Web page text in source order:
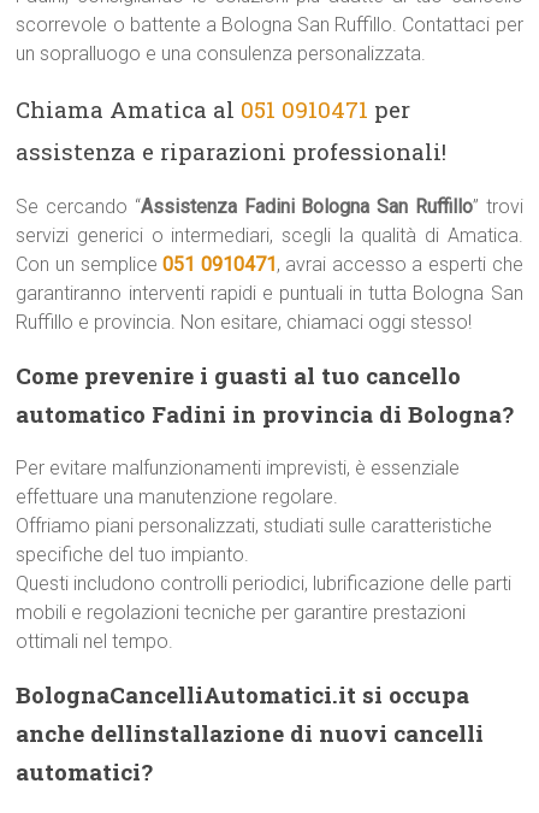
scorrevole o battente a Bologna San Ruffillo. Contattaci per
un sopralluogo e una consulenza personalizzata.
Chiama Amatica al 051 0910471 per
assistenza e riparazioni professionali!
Se cercando “Assistenza Fadini Bologna San Ruffillo” trovi
servizi generici o intermediari, scegli la qualità di Amatica.
Con un semplice051 0910471, avrai accesso a esperti che
garantiranno interventi rapidi e puntuali in tutta Bologna San
Ruffillo e provincia. Non esitare, chiamaci oggi stesso!
Come prevenire i guasti al tuo cancello
automatico Fadini in provincia di Bologna?
Per evitare malfunzionamenti imprevisti, è essenziale
effettuare una manutenzione regolare.
Offriamo piani personalizzati, studiati sulle caratteristiche
specifiche del tuo impianto.
Questi includono controlli periodici, lubrificazione delle parti
mobili e regolazioni tecniche per garantire prestazioni
ottimali nel tempo.
BolognaCancelliAutomatici.it si occupa
anche dellinstallazione di nuovi cancelli
automatici?